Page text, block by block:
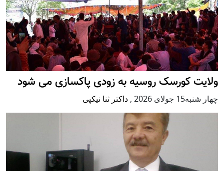
ولایت کورسک روسیه به زودی پاکسازی می شود
چهار شنبه15 جولای 2026 , داکتر ثنا نیکپی